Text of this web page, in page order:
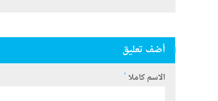
أضف تعليق
الاسم كاملا *